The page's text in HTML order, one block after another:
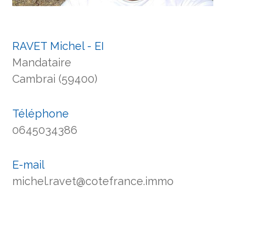
RAVET Michel - EI
Mandataire
Cambrai (59400)
Téléphone
0645034386
E-mail
michel.ravet@cotefrance.immo